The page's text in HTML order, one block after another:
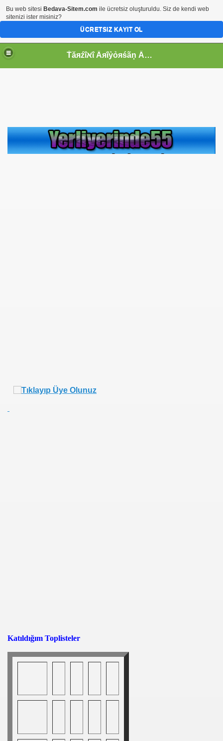
Ťăяźΐאΐ Ẫяΐỷỏяśãņ Ẫяãďĩğĩń ЎЄяďЄ§ịņ
Katıldığım Toplisteler
Bu web sitesi Bedava-Sitem.com ile ücretsiz oluşturuldu. Siz de kendi web
sitenizi ister misiniz?
ÜCRETSIZ KAYIT OL